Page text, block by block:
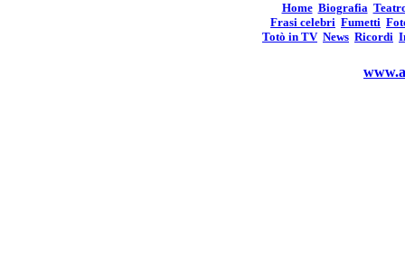
Home Biografia
Frasi celebri Fumetti
Totò in TV News Ricordi